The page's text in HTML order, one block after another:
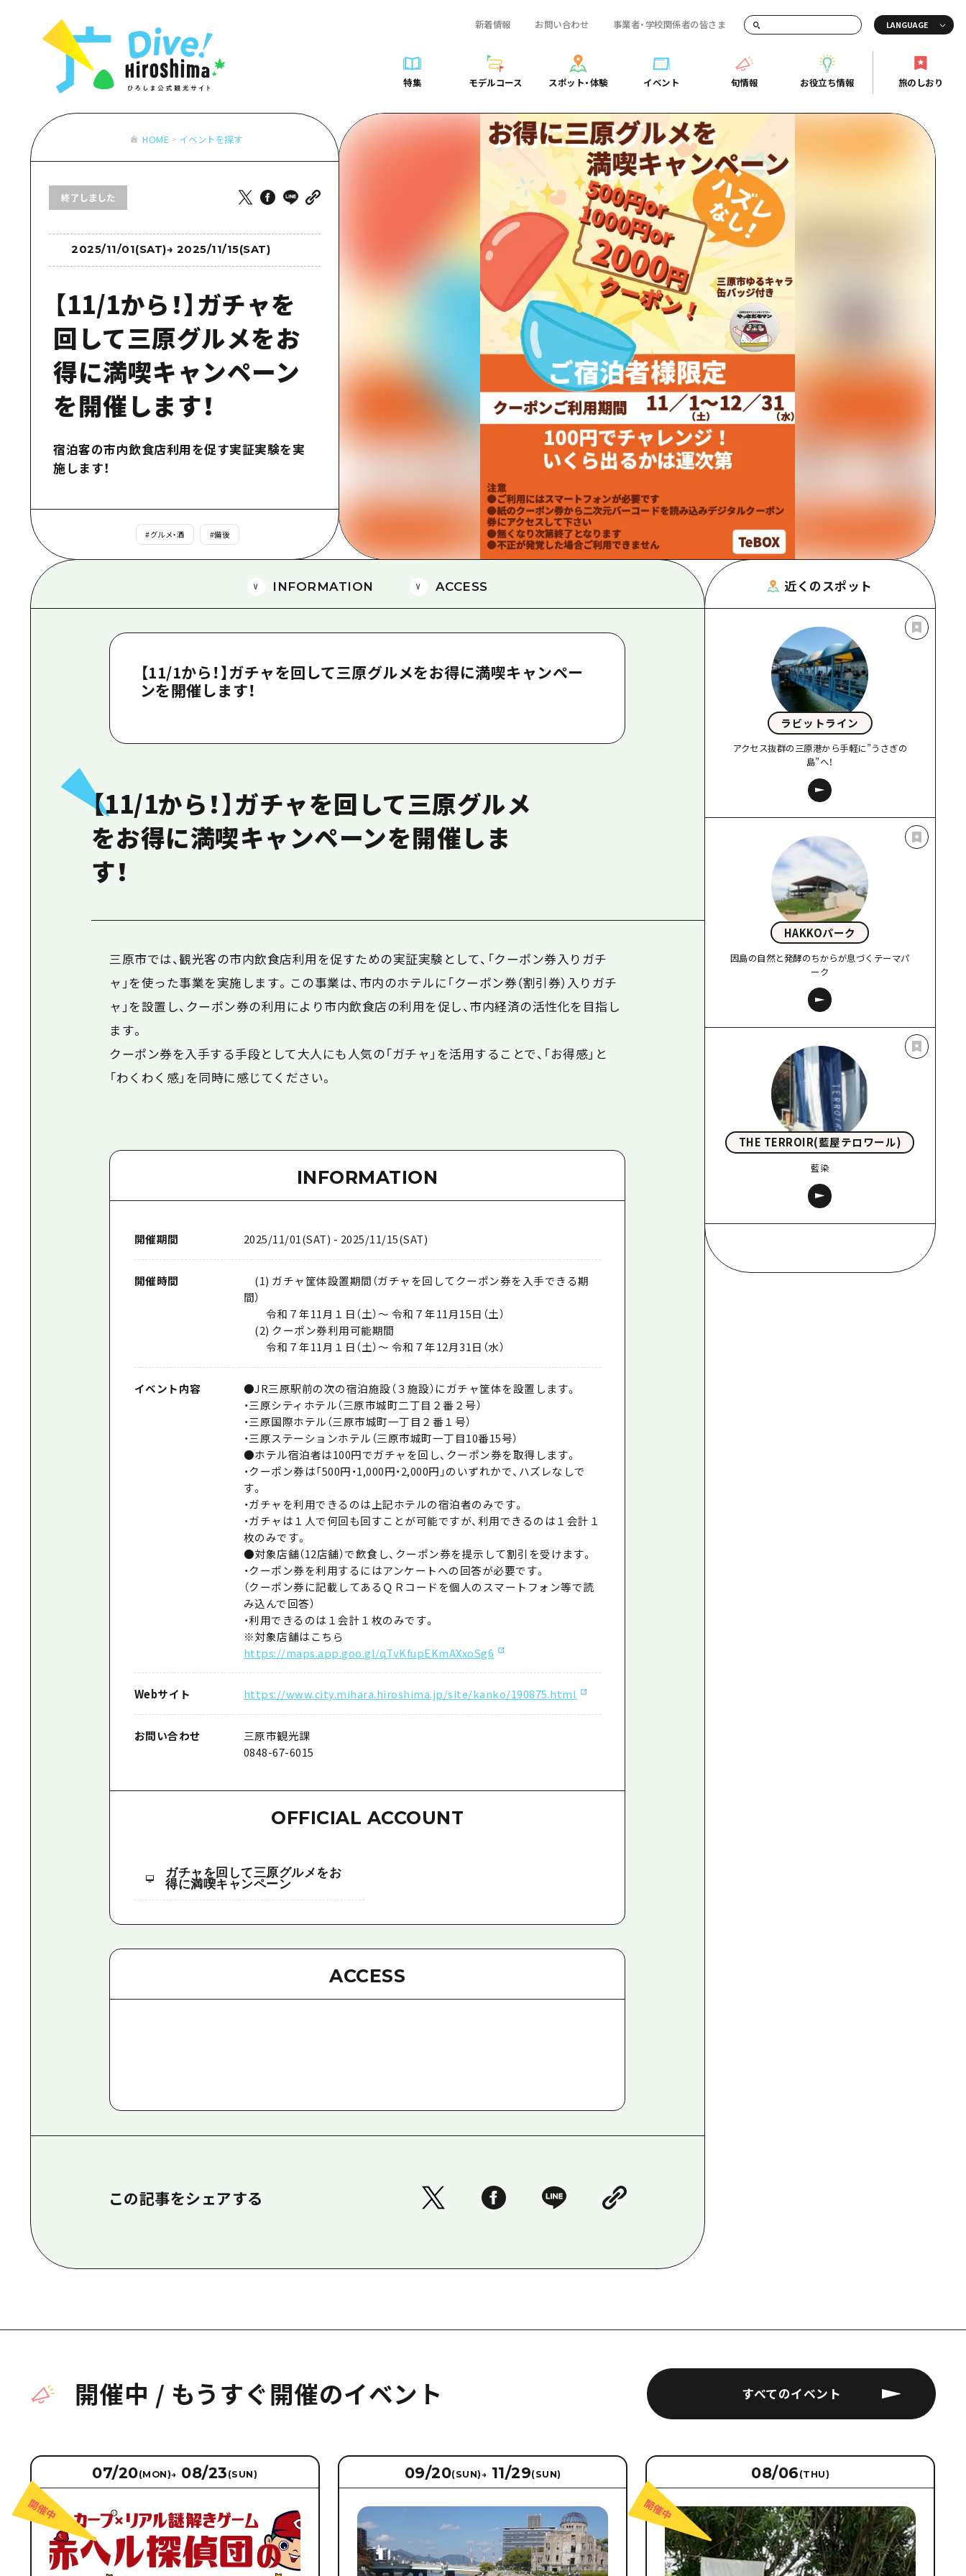
新着情報 お問い合わせ 事業者・学校関係者の皆さま
特集
アート
学び・体験
定番
歴史・文化
癒し
モデルコース
広島市周辺
備後
備北
芸北
宮島周辺
山口県東部
弾丸
日帰り
半日
1泊2日
2泊3日
スポット・体験
スポット・体験一覧
広島市周辺
安芸
備後
備北
芸北
宮島周辺
山口県東部
愛媛県
島根県
イベント
旬情報
お役立ち情報
手荷物預かり・配送サービス
広島おもてなしパス
HIROSHIMA FREE Wi-Fi
観光案内所
広島県を訪れる外国人旅行者向け情報一覧
ボランティアガイド
ユニバーサルツーリズム
ガイドブック
広島県の魅力を動画でご紹介！
よくあるご質問
メディア掲載情報
フォトダウンロード
関連リンク
旅のしおり
おすすめ
世界遺産
歴史・文化
半日
2泊3日
備後
芸北
宮島周辺
山口県東部
愛媛県
島根県
お役立ち情報一覧
アクセス
二次交通まとめ
HIROSHIMA FREE Wi-Fi
ボランティアガイド
広島県の魅力を動画でご紹介！
よくあるご質問
フォトダウンロード
関連リンク
HOME イベントを探す
終了しました
2025/11/01(SAT)→ 2025/11/15(SAT)
【11/1から！】ガチャを
回して三原グルメをお
得に満喫キャンペーン
を開催します！
宿泊客の市内飲食店利用を促す実証実験を実
施します！
#グルメ・酒 #備後
INFORMATION ACCESS
【11/1から！】ガチャを回して三原グルメをお得に満喫キャンペー
ンを開催します！
【11/1から！】ガチャを回して三原グルメ
をお得に満喫キャンペーンを開催しま
す！
三原市では、観光客の市内飲食店利用を促すための実証実験として、「クーポン券入りガチ
ャ」を使った事業を実施します。この事業は、市内のホテルに「クーポン券（割引券）入りガチ
ャ」を設置し、クーポン券の利用により市内飲食店の利用を促し、市内経済の活性化を目指し
ます。
クーポン券を入手する手段として大人にも人気の「ガチャ」を活用することで、「お得感」と
「わくわく感」を同時に感じてください。
INFORMATION
開催期間 2025/11/01(SAT) - 2025/11/15(SAT)
開催時間
(1) ガチャ筐体設置期間（ガチャを回してクーポン券を入手できる期
間）
令和７年11月１日（土）～ 令和７年11月15日（土）
(2) クーポン券利用可能期間
令和７年11月１日（土）～ 令和７年12月31日（水）
イベント内容
●JR三原駅前の次の宿泊施設（３施設）にガチャ筐体を設置します。
・三原シティホテル（三原市城町二丁目２番２号）
・三原国際ホテル（三原市城町一丁目２番１号）
・三原ステーションホテル（三原市城町一丁目10番15号）
●ホテル宿泊者は100円でガチャを回し、クーポン券を取得します。
・クーポン券は「500円・1,000円・2,000円」のいずれかで、ハズレなしで
す。
・ガチャを利用できるのは上記ホテルの宿泊者のみです。
・ガチャは１人で何回も回すことが可能ですが、利用できるのは１会計１
枚のみです。
●対象店舗（12店舗）で飲食し、クーポン券を提示して割引を受けます。
・クーポン券を利用するにはアンケートへの回答が必要です。
（クーポン券に記載してあるＱＲコードを個人のスマートフォン等で読
み込んで回答）
・利用できるのは１会計１枚のみです。
※対象店舗はこちら
https://maps.app.goo.gl/qTvKfupEKmAXxoSg6
Webサイト https://www.city.mihara.hiroshima.jp/site/kanko/190875.html
お問い合わせ
三原市観光課
0848-67-6015
OFFICIAL ACCOUNT
ガチャを回して三原グルメをお
得に満喫キャンペーン
ACCESS
この記事をシェアする
近くのスポット
ラビットライン
アクセス抜群の三原港から手軽に”うさぎの
島”へ！
HAKKOパーク
因島の自然と発酵のちからが息づくテーマパ
ーク
THE TERROIR(藍屋テロワール)
藍染
開催中 / もうすぐ開催のイベント すべてのイベント
07/20(MON)→ 08/23 (SUN) 09/20(SUN)→ 11/29(SUN) 08/06 (THU)